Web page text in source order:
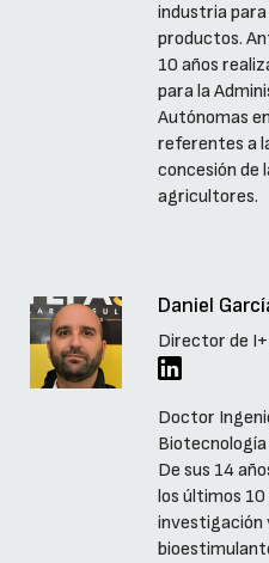
industria para
productos.
10 años
para la
Autónomas
referentes a
concesión de
agricultores.
Daniel
Director de
Doctor
De sus 14
los últimos 10
investigación